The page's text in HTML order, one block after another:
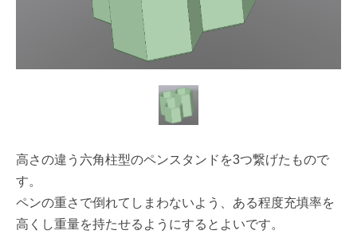
高さの違う六角柱型のペンスタンドを3つ繋げたもので
す。
ペンの重さで倒れてしまわないよう、ある程度充填率を
高くし重量を持たせるようにするとよいです。